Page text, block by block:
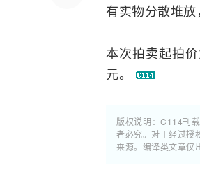
有实物分散堆放
本次拍卖起拍
元。
版权说明：C114刊
者必究。对于经过授
来源。编译类文章仅